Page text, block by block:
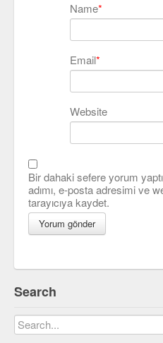
Name*
Email*
Website
Bir dahaki sefere yorum
adımı, e-posta adresimi ve
tarayıcıya kaydet.
Search